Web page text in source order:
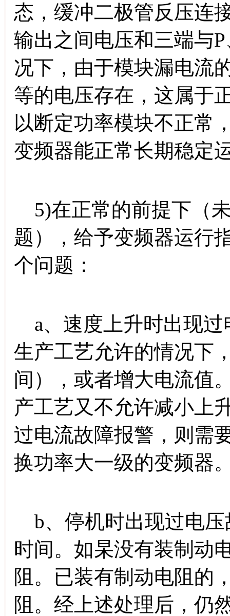
态，缓冲二极管反压连
输出之间电压和三端与
况下，由于模块漏电流
等的电压存在，这属于
以断定功率模块不正常
变频器能正常长期稳定
5)在正常的前提下（
题），给予变频器运行
个问题：
a、速度上升时出现过
生产工艺允许的情况下
间），或者增大电流值
产工艺又不允许减小上
过电流故障报警，则需
换功率大一级的变频器
b、停机时出现过电压
时间。如杲没有装制动
阻。已装有制动电阻的
阻。经上述处理后，仍